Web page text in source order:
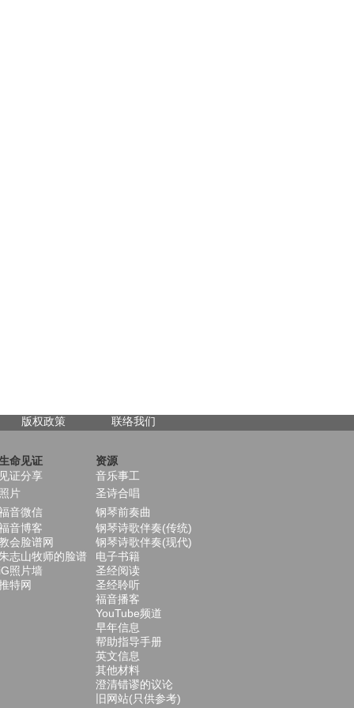
版权政策 联络我们
命见证
资源
证分享
音乐事工
片
圣诗合唱
音微信
钢琴前奏曲
音博客
钢琴诗歌伴奏(传统)
会脸谱网
钢琴诗歌伴奏(现代)
志山牧师的脸谱
电子书籍
照片墙
圣经阅读
特网
圣经聆听
福音播客
YouTube频道
早年信息
帮助指导手册
英文信息
其他材料
澄清错谬的议论
旧网站(只供参考)